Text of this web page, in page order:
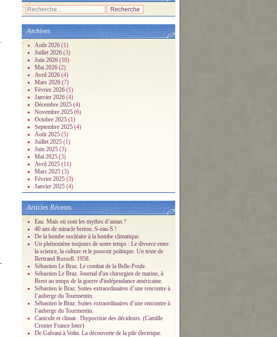
Archives
Août 2026 (1)
Juillet 2026 (3)
Juin 2026 (10)
Mai 2026 (2)
Avril 2026 (4)
Mars 2026 (7)
Février 2026 (1)
Janvier 2026 (4)
Décembre 2025 (4)
Novembre 2025 (6)
Octobre 2025 (1)
Septembre 2025 (4)
Août 2025 (5)
Juillet 2025 (1)
Juin 2025 (3)
Mai 2025 (3)
Avril 2025 (11)
Mars 2025 (3)
Février 2025 (3)
Janvier 2025 (4)
Articles Récents
Eau. Mais où sont les mythes d’antan ?
40 ans de miracle breton. S-eau-S !
De la bombe nucléaire à la bombe climatique.
Un phénomène toujours de notre temps : Le divorce entre
la science, la culture et le pouvoir politique. Un texte de
Bertrand Russell. 1958.
Sébastien Le Braz. Le combat de la Belle-Poule.
Sébastien Le Braz. Journal d'un chirurgien de marine, à
Brest au temps de la guerre d'indépendance américaine.
Sébastien le Braz. Suites extraordinaires d’une rencontre à
l’auberge du Tourmentin.
Sébastien le Braz. Suites extraordinaires d’une rencontre à
l’auberge du Tourmentin.
Canicule et climat : l'hypocrisie des décideurs. (Camille
Cronier France Inter)
De Galvani à Volta. La découverte de la pile électrique.